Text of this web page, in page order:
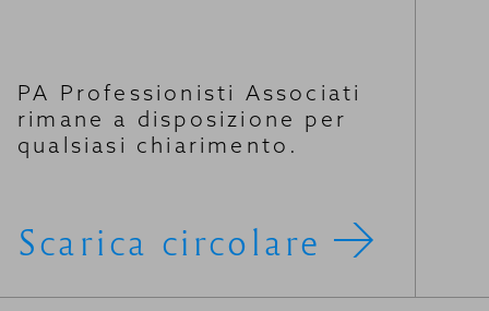
PA Professionisti Associati
rimane a disposizione per
qualsiasi chiarimento.
Scarica circolare